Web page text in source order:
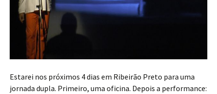
Estarei nos próximos 4 dias em Ribeirão Preto para uma
jornada dupla. Primeiro, uma oficina. Depois a performance: